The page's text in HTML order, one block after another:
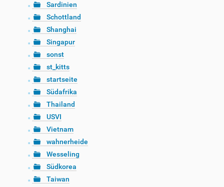
Sardinien
Schottland
Shanghai
Singapur
sonst
st_kitts
startseite
Südafrika
Thailand
USVI
Vietnam
wahnerheide
Wesseling
Südkorea
Taiwan